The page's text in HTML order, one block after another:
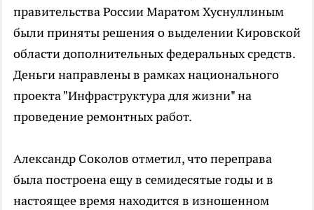
правительства России Маратом Хуснуллиным
были приняты решения о выделении Кировской
области дополнительных федеральных средств.
Деньги направлены в рамках национального
проекта "Инфраструктура для жизни" на
проведение ремонтных работ.
Александр Соколов отметил, что переправа
была построена ещу в семидесятые годы и в
настоящее время находится в изношенном